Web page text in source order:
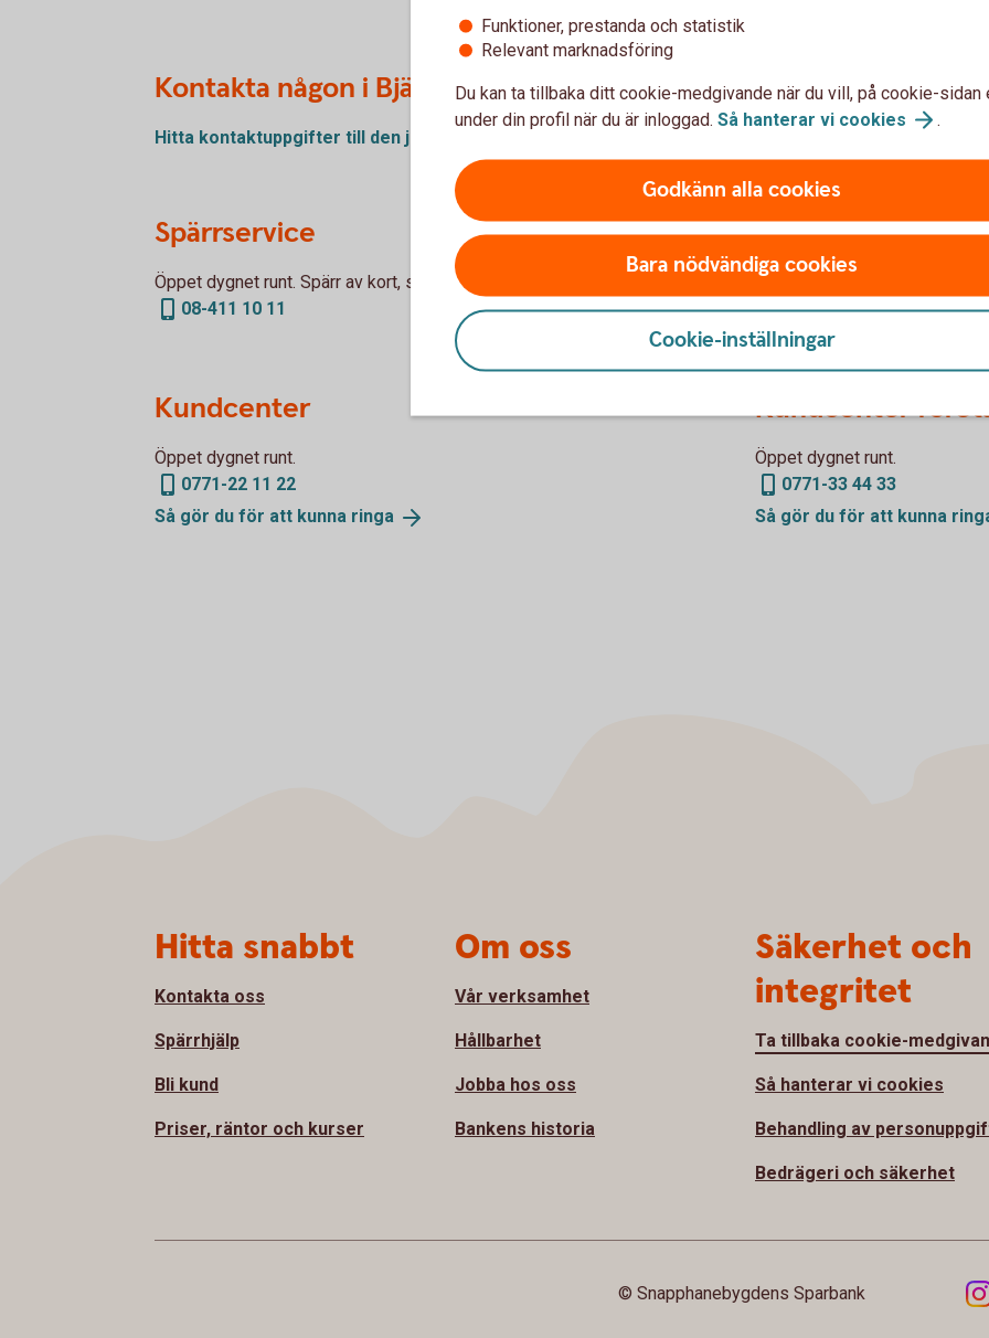
Kontakta någon i Bjärnum
Hitta kontaktuppgifter till den jag
Spärrservice
Öppet dygnet runt. Spärr av kort, säkerhetsdosa, BankID.
08-411 10 11
BankID support
Öppet 7-23. Support av
010-494 91 88
Kundcenter
Öppet dygnet runt.
0771-22 11 22
Så gör du för att kunna ringa
Kundcenter
Öppet dygnet runt.
0771-33 44 33
Så gör du för att kunna
Funktioner, prestanda och statistik
Relevant marknadsföring
Du kan ta tillbaka ditt cookie-medgivande när du vill, på cookie-sidan
under din profil när du är inloggad. Så hanterar vi cookies .
Godkänn alla cookies
Bara nödvändiga cookies
Cookie-inställningar
Hitta snabbt
Kontakta oss
Spärrhjälp
Bli kund
Priser, räntor och kurser
Om oss
Vår verksamhet
Hållbarhet
Jobba hos oss
Bankens historia
Säkerhet och
integritet
Ta tillbaka cookie-
Så hanterar vi cookies
Behandling av
Bedrägeri och säkerhet
© Snapphanebygdens Sparbank